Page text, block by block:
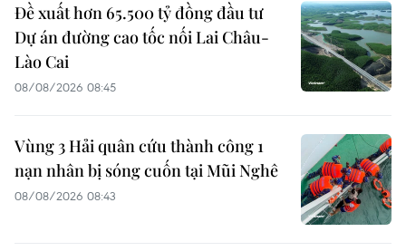
Đề xuất hơn 65.500 tỷ đồng đầu tư
Dự án đường cao tốc nối Lai Châu-
Lào Cai
08/08/2026 08:45
Vùng 3 Hải quân cứu thành công 1
nạn nhân bị sóng cuốn tại Mũi Nghê
08/08/2026 08:43